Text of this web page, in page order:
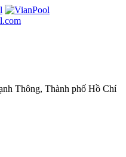
Thông, Thành phố Hồ Chí